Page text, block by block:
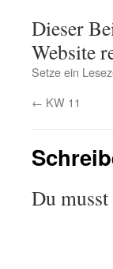
Dieser
Website
Setze ein
← KW 11
Du musst